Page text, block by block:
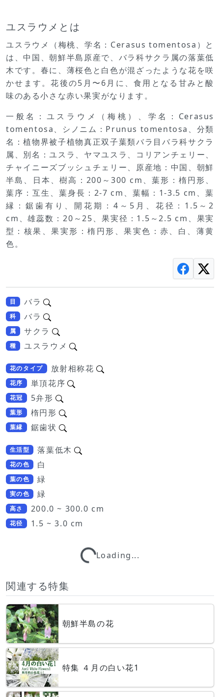
ユスラウメとは
ユスラウメ（梅桃、学名：Cerasus tomentosa）と
は、中国、朝鮮半島原産で、バラ科サクラ属の落葉低
木です。春に、薄桜色と白色が混ざったような花を咲
かせます。花後の5月〜6月に、食用となる甘みと酸
味のある小さな赤い果実がなります。
一般名：ユスラウメ（梅桃）、学名：Cerasus
tomentosa、シノニム：Prunus tomentosa、分類
名：植物界被子植物真正双子葉類バラ目バラ科サクラ
属、別名：ユスラ、ヤマユスラ、コリアンチェリー、
チャイニーズブッシュチェリー、原産地：中国、朝鮮
半島、日本、樹高：200～300 cm、葉形：楕円形、
葉序：互生、葉身長：2-7 cm、葉幅：1-3.5 cm、葉
縁：鋸歯有り、開花期：4～5月、花径：1.5～2
cm、雄蕊数：20～25、果実径：1.5～2.5 cm、果実
型：核果、果実形：楕円形、果実色：赤、白、薄黄
色。
目 バラ
科 バラ
属 サクラ
種 ユスラウメ
花のタイプ 放射相称花
花序 単頂花序
花冠 5弁形
葉形 楕円形
葉縁 鋸歯状
生活型 落葉低木
花の色 白
葉の色 緑
実の色 緑
高さ 200.0 ~ 300.0 cm
花径 1.5 ~ 3.0 cmLoading...Loading...
関連する特集
朝鮮半島の花
特集 ４月の白い花1